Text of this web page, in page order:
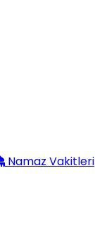
Namaz Vakitleri